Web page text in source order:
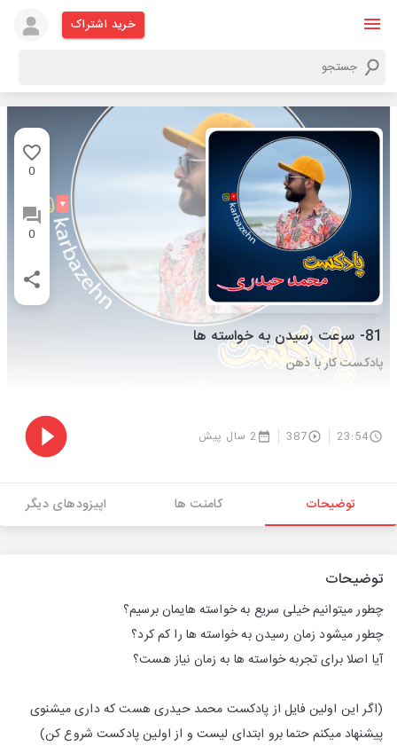
خرید اشتراک
0
0
81- سرعت رسیدن به خواسته ها
پادکست کار با ذهن
23:54
387 2 سال پیش
توضیحات کامنت ها اپیزودهای دیگر
توضیحات
چطور میتوانیم خیلی سریع به خواسته هایمان برسیم؟
چطور میشود زمان رسیدن به خواسته ها را کم کرد؟
آیا اصلا برای تجربه خواسته ها به زمان نیاز هست؟
(اگر این اولین فایل از پادکست محمد حیدری هست که داری میشنوی
پیشنهاد میکنم حتما برو ابتدای لیست و از اولین پادکست شروع کن)